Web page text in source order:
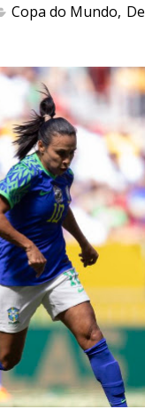
Copa do Mundo,